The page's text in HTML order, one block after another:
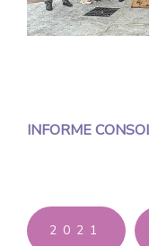
INFORME
2021